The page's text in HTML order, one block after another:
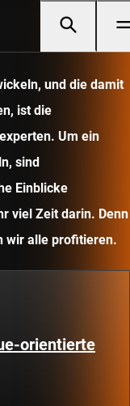
und die damit
ist die
Um ein
sind
Einblicke
viel Zeit darin. Denn
wir alle profitieren.
orientierte